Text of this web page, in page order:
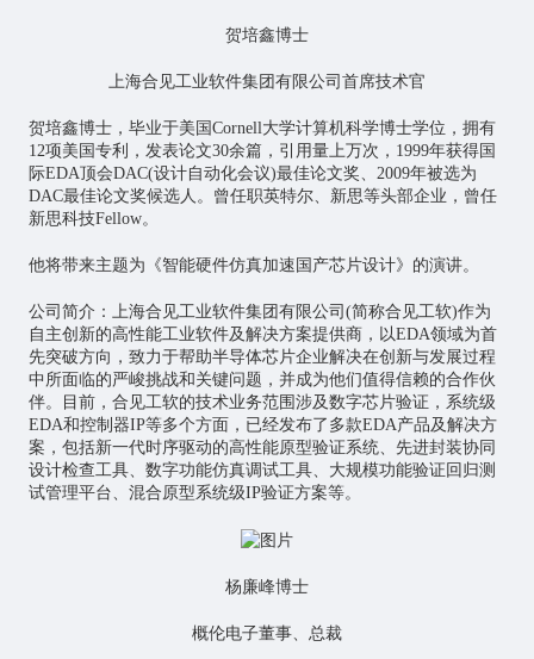
贺培鑫博士
上海合见工业软件集团有限公司首席技术官
贺培鑫博士，毕业于美国Cornell大学计算机科学博士学位，拥有
12项美国专利，发表论文30余篇，引用量上万次，1999年获得国
际EDA顶会DAC(设计自动化会议)最佳论文奖、2009年被选为
DAC最佳论文奖候选人。曾任职英特尔、新思等头部企业，曾任
新思科技Fellow。
他将带来主题为《智能硬件仿真加速国产芯片设计》的演讲。
公司简介：上海合见工业软件集团有限公司(简称合见工软)作为
自主创新的高性能工业软件及解决方案提供商，以EDA领域为首
先突破方向，致力于帮助半导体芯片企业解决在创新与发展过程
中所面临的严峻挑战和关键问题，并成为他们值得信赖的合作伙
伴。目前，合见工软的技术业务范围涉及数字芯片验证，系统级
EDA和控制器IP等多个方面，已经发布了多款EDA产品及解决方
案，包括新一代时序驱动的高性能原型验证系统、先进封装协同
设计检查工具、数字功能仿真调试工具、大规模功能验证回归测
试管理平台、混合原型系统级IP验证方案等。
杨廉峰博士
概伦电子董事、总裁